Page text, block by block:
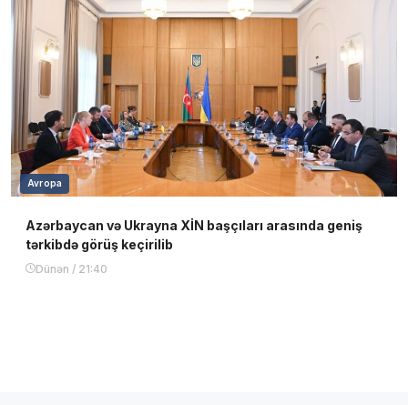
Avropa
Azərbaycan və Ukrayna XİN başçıları arasında geniş
tərkibdə görüş keçirilib
Dünən / 21:40